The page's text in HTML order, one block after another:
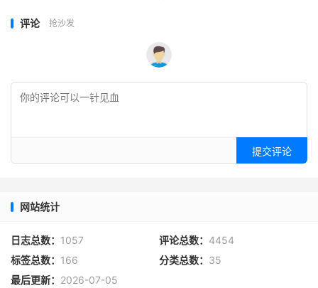
评论 抢沙发
提交评论
网站统计
日志总数： 1057 评论总数： 4454
标签总数： 166 分类总数： 35
最后更新： 2026-07-05